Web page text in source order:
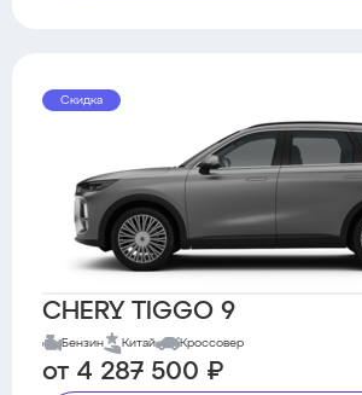
Скидка
CHERY TIGGO 9
Бензин Китай Кроссовер
от 4 287 500 ₽